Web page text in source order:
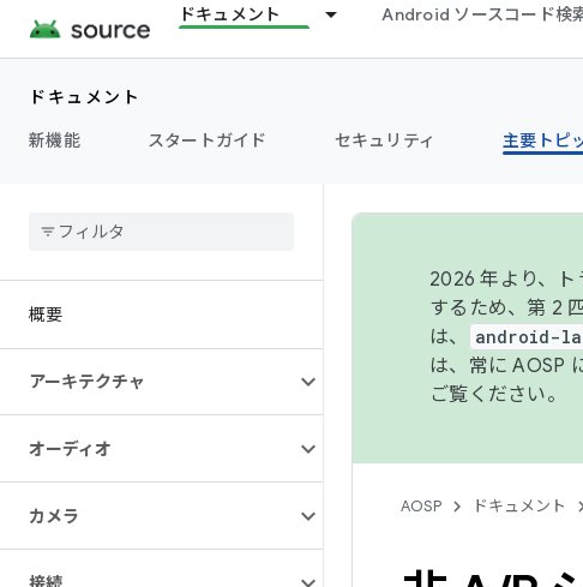
ドキュメント Android ソースコード検
ドキュメント
新機能
スタートガイド セキュリティ 主要トピ
概要
アーキテクチャ
オーディオ
カメラ
2026 年より、
するため、第 2
は、
android-
は、常に AOSP
ご覧ください。
AOSP ドキュメント